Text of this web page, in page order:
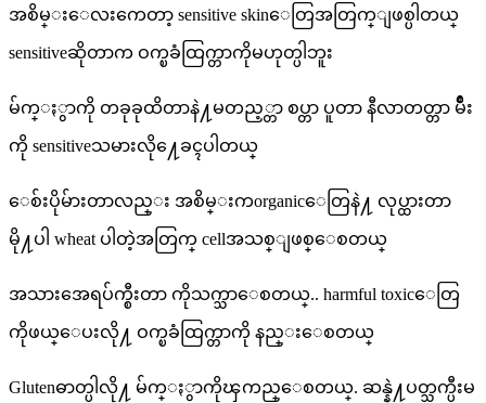
အစိမ္းေလးကေတာ့ sensitive skinေတြအတြက္ျဖစ္ပါတယ္
sensitiveဆိုတာက ဝက္ၿခံထြက္တာကိုမဟုတ္ပါဘူး
မ်က္ႏွာကို တခုခုထိတာနဲ႔မတည့္တာ စပ္တာ ပူတာ နီလာတတ္တာ မ်ိဳး
ကို sensitiveသမားလို႔ေခၚပါတယ္
ေစ်းပိုမ်ားတာလည္း အစိမ္းကorganicေတြနဲ႔ လုပ္ထားတာ
မို႔ပါ wheat ပါတဲ့အတြက္ cellအသစ္ျဖစ္ေစတယ္
အသားအေရပ်က္စီးတာ ကိုသက္သာေစတယ္.. harmful toxicေတြ
ကိုဖယ္ေပးလို႔ ဝက္ၿခံထြက္တာကို နည္းေစတယ္
Glutenဓာတ္ပါလို႔ မ်က္ႏွာကိုၾကည္ေစတယ္. ဆန္နဲ႔ပတ္သက္ပီးမ